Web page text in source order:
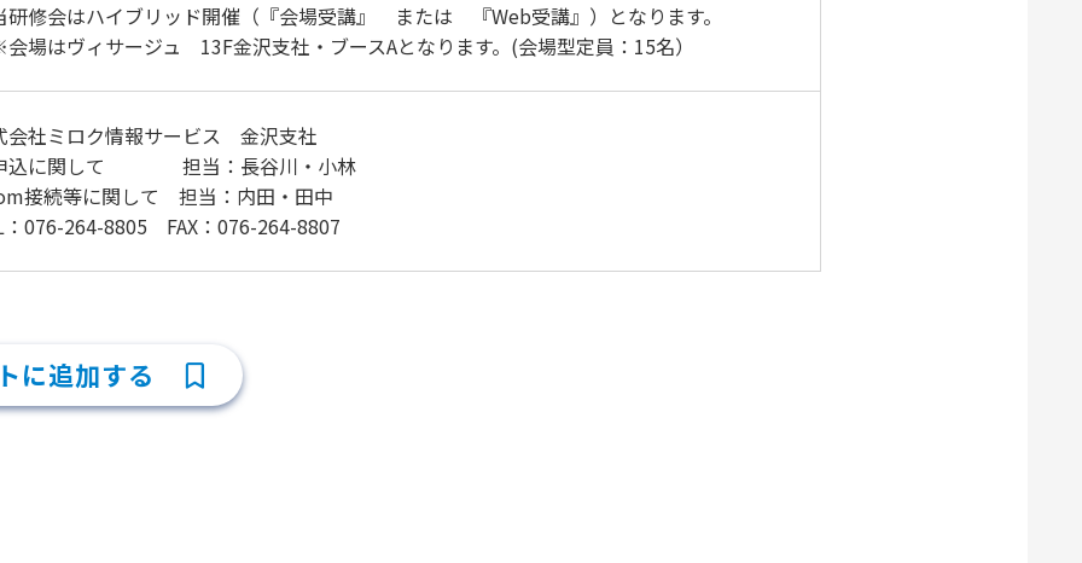
修会はハイブリッド開催（『会場受講』 または 『Web受講』）となります。
はヴィサージュ 13F金沢支社・ブースAとなります。(会場型定員：15名）
会社ミロク情報サービス 金沢支社
込に関して 担当：長谷川・小林
接続等に関して 担当：内田・田中
：076-264-8805 FAX：076-264-8807
に追加する